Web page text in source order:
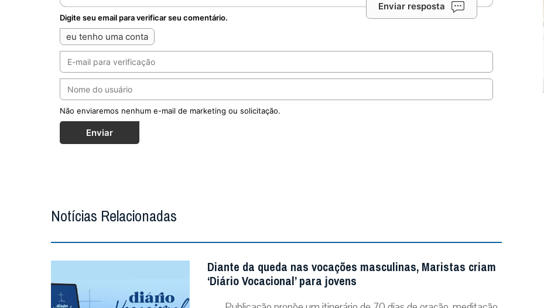
Enviar resposta
Digite seu email para verificar seu comentário.
eu tenho uma conta
Não enviaremos nenhum e-mail de marketing ou solicitação.
Enviar
Notícias Relacionadas
Diante da queda nas vocações masculinas, Maristas criam
‘Diário Vocacional’ para jovens